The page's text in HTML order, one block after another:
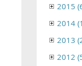
2015
2014
2013
2012